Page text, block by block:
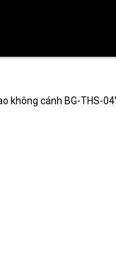
không cánh BG-THS-